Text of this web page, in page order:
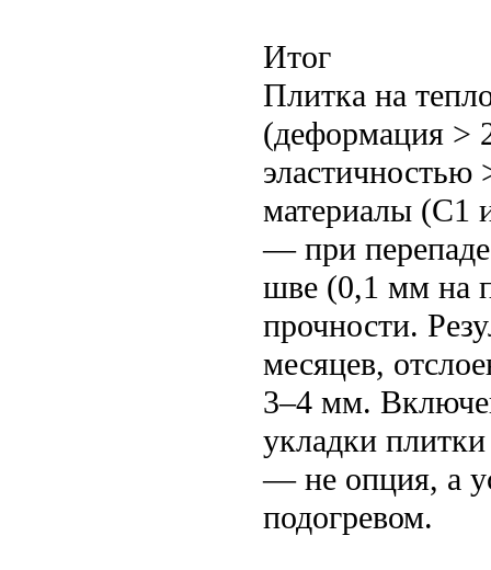
Итог
Плитка на
(деформация >
материалы (С1
— при
шве (0,1 мм на
прочности.
месяцев,
3–4 мм.
укладки
— не опция, а
подогревом.